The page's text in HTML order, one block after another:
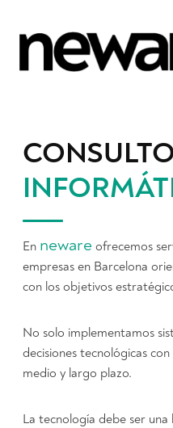
contenido
En neware ofrecemos
empresas en Barcelona
con los objetivos
No solo implementamos
decisiones tecnológicas
medio y largo plazo.
La tecnología debe ser